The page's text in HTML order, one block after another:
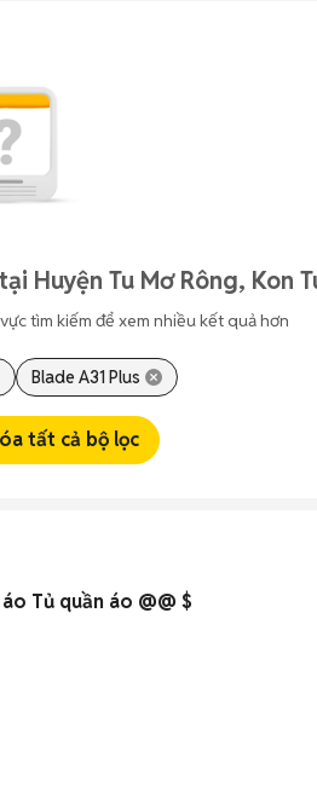
Huyện Tu Mơ Rông, Kon
tìm kiếm để xem nhiều kết quả hơn
Blade A31 Plus
tất cả bộ lọc
Tủ quần áo @@ $